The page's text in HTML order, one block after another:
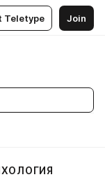
Teletype Join